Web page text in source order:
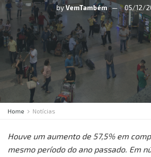
byVemTambém 05/12/
Home Notícias
Houve um aumento de 57,5% em
mesmo período do ano passado. Em